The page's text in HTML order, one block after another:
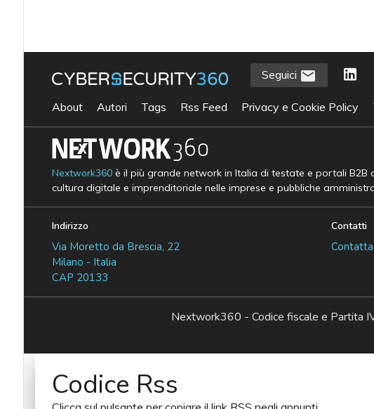
Seguici
About Autori Tags Rss Feed Privacy e Cookie Policy
Nextwork360è il più grande network in Italia di testate e portali B2B
cultura digitale e imprenditoriale nelle imprese e pubbliche
Indirizzo
Via Moretto da Brescia, 22
Milano - Italia
CAP 20133
Contatti
Nextwork360 - Codice fiscale e Partita
Codice Rss